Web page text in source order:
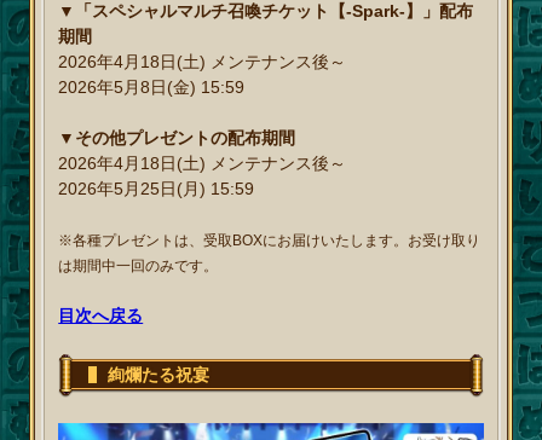
▼「スペシャルマルチ召喚チケット【-Spark-】」配布
期間
2026年4月18日(土) メンテナンス後～
2026年5月8日(金) 15:59
▼その他プレゼントの配布期間
2026年4月18日(土) メンテナンス後～
2026年5月25日(月) 15:59
※各種プレゼントは、受取BOXにお届けいたします。お受け取り
は期間中一回のみです。
目次へ戻る
絢爛たる祝宴